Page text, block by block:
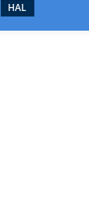
HAL